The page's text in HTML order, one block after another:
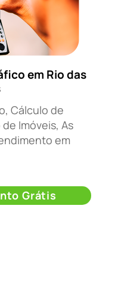
em Rio das
Cálculo de
Imóveis, As
em
Grátis